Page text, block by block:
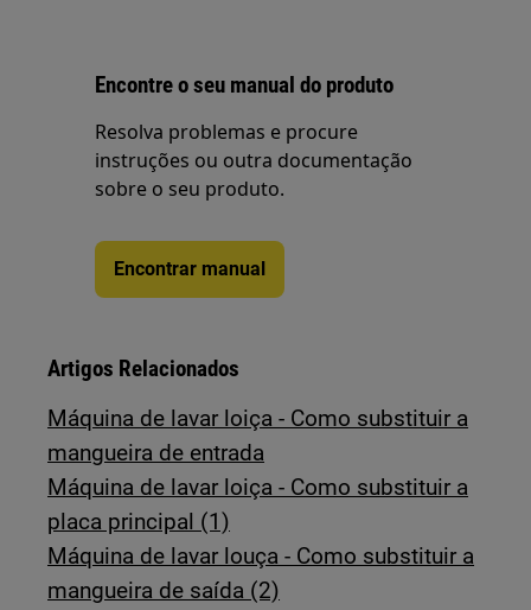
Encontre o seu manual do produto
Resolva problemas e procure
instruções ou outra documentação
sobre o seu produto.
Encontrar manual
Artigos Relacionados
Máquina de lavar loiça - Como substituir a
mangueira de entrada
Máquina de lavar loiça - Como substituir a
placa principal (1)
Máquina de lavar louça - Como substituir a
mangueira de saída (2)